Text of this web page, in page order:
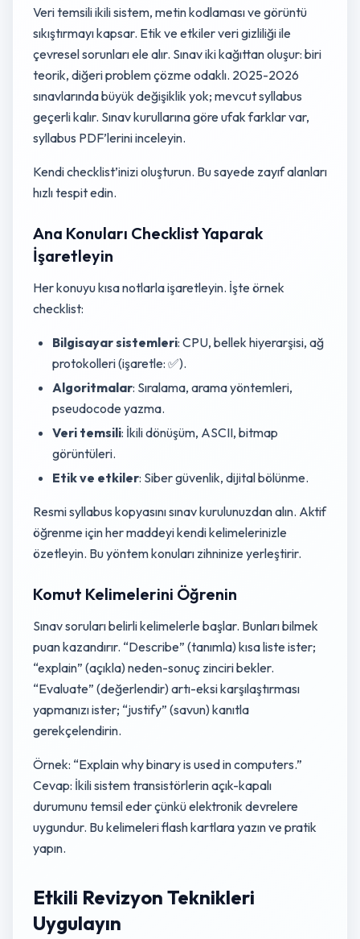
Veri temsili ikili sistem, metin kodlaması ve görüntü
sıkıştırmayı kapsar. Etik ve etkiler veri gizliliği ile
çevresel sorunları ele alır. Sınav iki kağıttan oluşur: biri
teorik, diğeri problem çözme odaklı. 2025-2026
sınavlarında büyük değişiklik yok; mevcut syllabus
geçerli kalır. Sınav kurullarına göre ufak farklar var,
syllabus PDF’lerini inceleyin.
Kendi checklist’inizi oluşturun. Bu sayede zayıf alanları
hızlı tespit edin.
Ana Konuları Checklist Yaparak
İşaretleyin
Her konuyu kısa notlarla işaretleyin. İşte örnek
checklist:
Bilgisayar sistemleri: CPU, bellek hiyerarşisi, ağ
protokolleri (işaretle: ✅).
Algoritmalar: Sıralama, arama yöntemleri,
pseudocode yazma.
Veri temsili: İkili dönüşüm, ASCII, bitmap
görüntüleri.
Etik ve etkiler: Siber güvenlik, dijital bölünme.
Resmi syllabus kopyasını sınav kurulunuzdan alın. Aktif
öğrenme için her maddeyi kendi kelimelerinizle
özetleyin. Bu yöntem konuları zihninize yerleştirir.
Komut Kelimelerini Öğrenin
Sınav soruları belirli kelimelerle başlar. Bunları bilmek
puan kazandırır. “Describe” (tanımla) kısa liste ister;
“explain” (açıkla) neden-sonuç zinciri bekler.
“Evaluate” (değerlendir) artı-eksi karşılaştırması
yapmanızı ister; “justify” (savun) kanıtla
gerekçelendirin.
Örnek: “Explain why binary is used in computers.”
Cevap: İkili sistem transistörlerin açık-kapalı
durumunu temsil eder çünkü elektronik devrelere
uygundur. Bu kelimeleri flash kartlara yazın ve pratik
yapın.
Etkili Revizyon Teknikleri
Uygulayın